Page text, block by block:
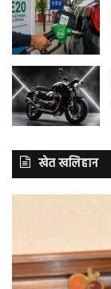
खेत खलिहान